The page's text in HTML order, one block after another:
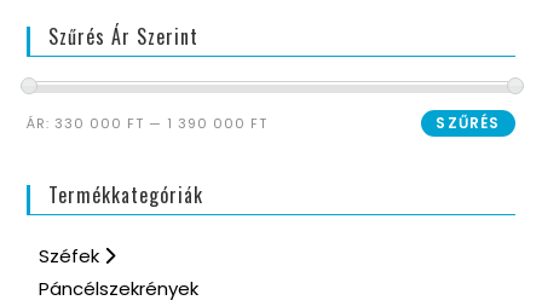
Szűrés Ár Szerint
SZŰRÉS
ÁR: 330 000 FT — 1 390 000 FT
Termékkategóriák
Széfek
Páncélszekrények